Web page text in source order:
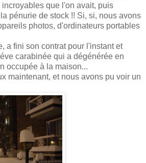
que l'on avait, puis
pénurie de stock !! Si, si, nous avons
photos, d'ordinateurs portables
a fini son contrat pour l'instant et
carabinée qui a dégénérée en
occupée à la maison...
maintenant, et nous avons pu voir un